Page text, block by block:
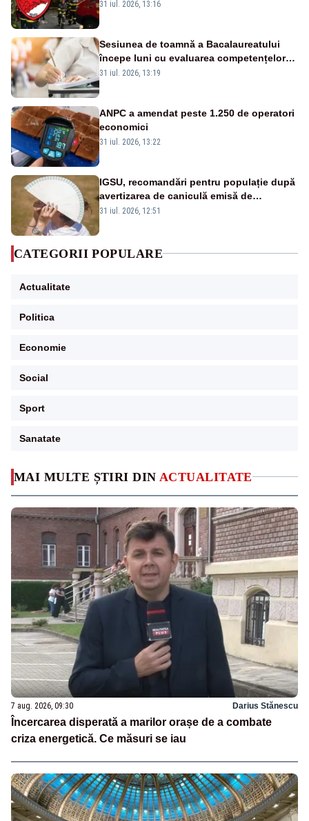
MAI MULTE ȘTIRI DIN ACTUALITATE
7 aug. 2026, 09:30 Darius Stănescu
Încercarea disperată a marilor orașe de a combate
criza energetică. Ce măsuri se iau
ului medical a murit, antrenorul Adrian
31 iul. 2026, 13:16
Sesiunea de toamnă a Bacalaureatului
începe luni cu evaluarea competențelor
orale la Limba română
31 iul. 2026, 13:19
ANPC a amendat peste 1.250 de operatori
economici
31 iul. 2026, 13:22
IGSU, recomandări pentru populație după
avertizarea de caniculă emisă de
meteorologi
31 iul. 2026, 12:51
CATEGORII POPULARE
Actualitate
Politica
Economie
Social
Sport
Sanatate